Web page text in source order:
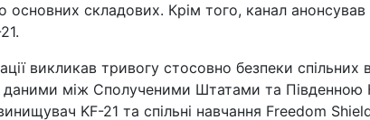
основних складових. Крім того, канал анонсував
викликав тривогу стосовно безпеки спільних
даними між Сполученими Штатами та Південною
KF-21 та спільні навчання Freedom